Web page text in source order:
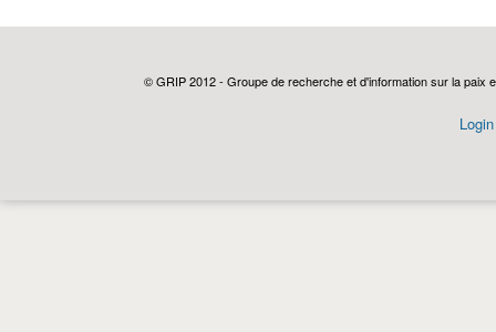
© GRIP 2012 - Groupe de recherche et d'information sur la paix
Login